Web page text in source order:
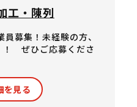
工・陳列
募集！未経験の方、
！ ぜひご応募くださ
を見る